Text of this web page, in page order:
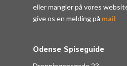
eller mangler på vores
give os en melding på mail
Odense Spiseguide